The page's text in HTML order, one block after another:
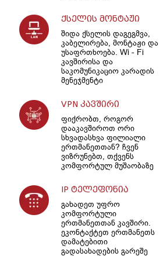
ქსელის მონტაჟი
შიდა ქსელის დაგეგმვა,
კაბელირება, მონტაჟი და
უსაფრთხოება. Wi - Fi
კავშირისა და
საკომუნიკაციო კარადის
მენეჯმენტი
VPN კავშირი
ფიქრობთ, როგორ
დააკავშიროთ ორი
სხვადასხვა ფილიალი
ერთმანეთთან? ჩვენ
ვიზრუნებთ, თქვენს
კომფორტულ მუშაობაზე
IP ტელეფონია
გახადეთ უფრო
კომფორტული
ერთმანეთთან კავშირი.
ეკონტაქტეთ ერთმანეთს
დამატებითი
გადასახადების გარეშე